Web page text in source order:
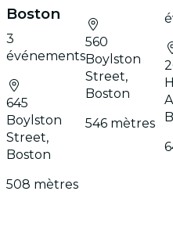
Boston
3
événements
645
Boylston
Street,
Boston
508 mètres
560
Boylston
Street,
Boston
546 mètres